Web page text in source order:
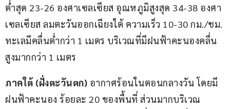
ต่ำสุด 23-26 องศาเซลเซียส อุณหภูมิสูงสุด 34-38 องศา
เซลเซียส ลมตะวันออกเฉียงใต้ ความเร็ว 10-30 กม./ชม.
ทะเลมีคลื่นต่ำกว่า 1 เมตร บริเวณที่มีฝนฟ้าคะนองคลื่น
สูงมากกว่า 1 เมตร
ภาคใต้ (ฝั่งตะวันตก) อากาศร้อนในตอนกลางวัน โดยมี
ฝนฟ้าคะนอง ร้อยละ 20 ของพื้นที่ ส่วนมากบริเวณ